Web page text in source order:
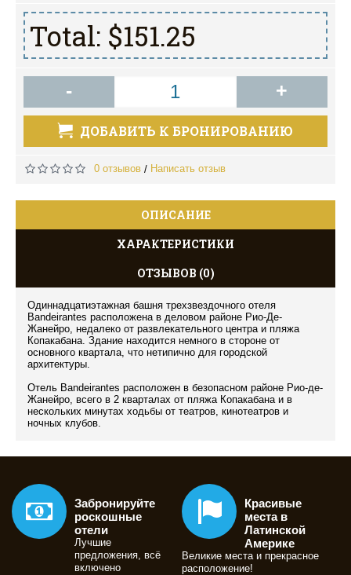
Total: $151.25
- +
ДОБАВИТЬ К БРОНИРОВАНИЮ
0 отзывов / Написать отзыв
ОПИСАНИЕ
ХАРАКТЕРИСТИКИ
ОТЗЫВОВ (0)
Одиннадцатиэтажная башня трехзвездочного отеля
Bandeirantes расположена в деловом районе Рио-Де-
Жанейро, недалеко от развлекательного центра и пляжа
Копакабана. Здание находится немного в стороне от
основного квартала, что нетипично для городской
архитектуры.
Отель Bandeirantes расположен в безопасном районе Рио-де-
Жанейро, всего в 2 кварталах от пляжа Копакабана и в
нескольких минутах ходьбы от театров, кинотеатров и
ночных клубов.
Забронируйте
роскошные
отели
Лучшие
предложения, всё
включено
Красивые
места в
Латинской
Америке
Великие места и прекрасное
расположение!